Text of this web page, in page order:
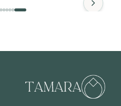
שימוש יומיומי עשוי לגרום לשחיקה
בבדיקה – אנחנו כאן.